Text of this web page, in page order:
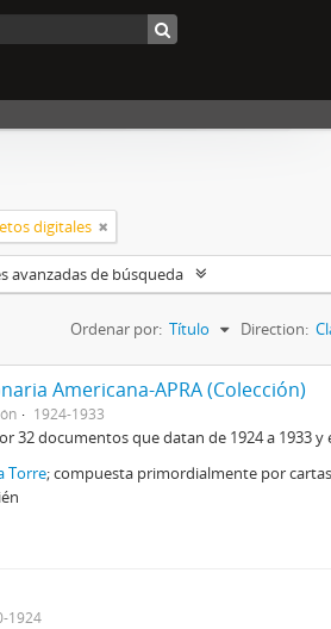
digitales
avanzadas de búsqueda
Ordenar por: Título Direction:
Americana-APRA (Colección)
1924-1933
32 documentos que datan de 1924 a 1933
Torre; compuesta primordialmente por
1924